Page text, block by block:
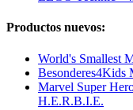
Productos nuevos:
World's Smallest
Besonderes4Kids
Marvel Super
H.E.R.B.I.E.